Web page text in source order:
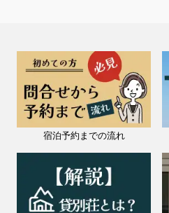
宿泊予約までの流れ